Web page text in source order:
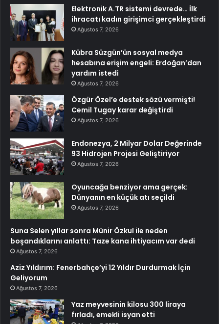
Elektronik A.TR sistemi devrede… İlk
ihracatı kadın girişimci gerçekleştirdi
Ağustos 7, 2026
Kübra Süzgün’ün sosyal medya
hesabına erişim engeli: Erdoğan’dan
yardım istedi
Ağustos 7, 2026
Özgür Özel’e destek sözü vermişti!
Cemil Tugay karar değiştirdi
Ağustos 7, 2026
Endonezya, 2 Milyar Dolar Değerinde
93 Hidrojen Projesi Geliştiriyor
Ağustos 7, 2026
Oyuncağa benziyor ama gerçek:
Dünyanın en küçük atı seçildi
Ağustos 7, 2026
Suna Selen yıllar sonra Münir Özkul ile neden
boşandıklarını anlattı: Taze kana ihtiyacım var dedi
Ağustos 7, 2026
Aziz Yıldırım: Fenerbahçe’yi 12 Yıldır Durdurmak İçin
Geliyorum
Ağustos 7, 2026
Yaz meyvesinin kilosu 300 liraya
fırladı, emekli isyan etti